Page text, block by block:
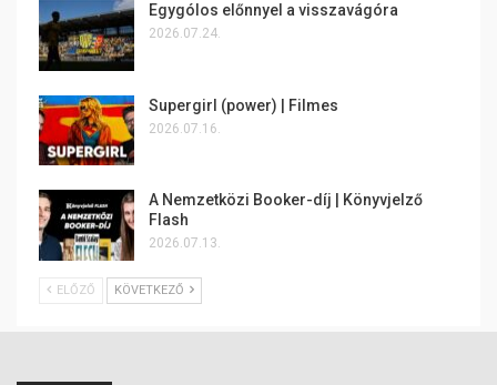
Egygólos előnnyel a visszavágóra
2026.07.24.
Supergirl (power) | Filmes
2026.07.16.
A Nemzetközi Booker-díj | Könyvjelző
Flash
2026.07.13.
ELŐZŐ KÖVETKEZŐ